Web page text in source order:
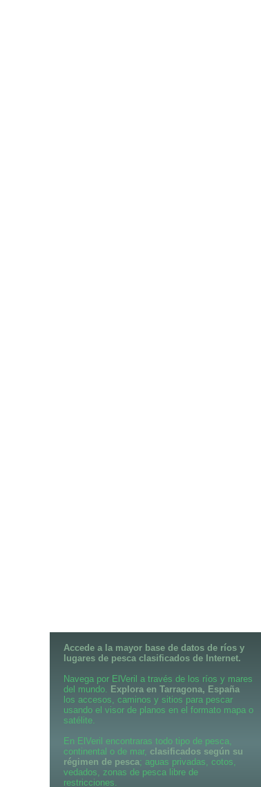
Accede a la mayor base de datos de ríos y
lugares de pesca clasificados de Internet.
Navega por ElVeril a través de los ríos y mares
del mundo. Explora en Tarragona, España
los accesos, caminos y sitios para pescar
usando el visor de planos en el formato mapa o
satélite.
En ElVeril encontraras todo tipo de pesca,
continental o de mar, clasificados según su
régimen de pesca; aguas privadas, cotos,
vedados, zonas de pesca libre de
restricciones.